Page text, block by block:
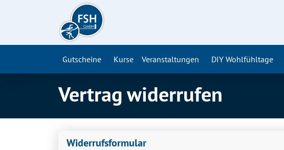
Gutscheine Kurse Veranstaltungen DIY Wohlfühltage
Vertrag widerrufen
Widerrufsformular